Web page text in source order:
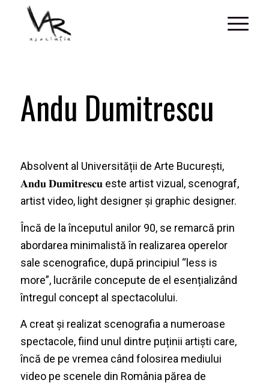
Andu Dumitrescu
Absolvent al Universității de Arte București,
𝐀𝐧𝐝𝐮 𝐃𝐮𝐦𝐢𝐭𝐫𝐞𝐬𝐜𝐮 este artist vizual, scenograf,
artist video, light designer și graphic designer.
Încă de la începutul anilor 90, se remarcă prin
abordarea minimalistă în realizarea operelor
sale scenografice, după principiul “less is
more”, lucrările concepute de el esențializând
întregul concept al spectacolului.
A creat și realizat scenografia a numeroase
spectacole, fiind unul dintre puținii artiști care,
încă de pe vremea când folosirea mediului
video pe scenele din România părea de